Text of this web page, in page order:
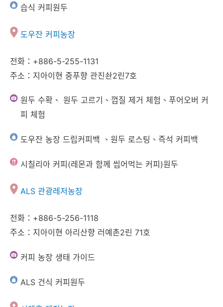
습식 커피원두
도우잔 커피농장
전화：+886-5-255-1131
주소：지아이현 중푸향 관진솬2린7호
원두 수확、 원두 고르기、껍질 제거 체험、푸어오버 커
피 체험
도우잔 농장 드립커피백 、원두 로스팅、즉석 커피백
시칠리아 커피(레몬과 함께 씹어먹는 커피)원두
ALS 관광레저농장
전화：+886-5-256-1118
주소：지아이현 아리산향 러예촌2린 71호
커피 농장 생태 가이드
ALS 건식 커피원두